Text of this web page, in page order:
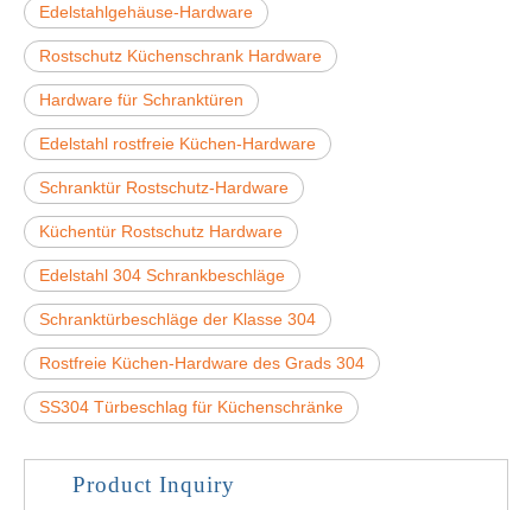
Edelstahlgehäuse-Hardware
Rostschutz Küchenschrank Hardware
Hardware für Schranktüren
Edelstahl rostfreie Küchen-Hardware
Schranktür Rostschutz-Hardware
Küchentür Rostschutz Hardware
Edelstahl 304 Schrankbeschläge
Schranktürbeschläge der Klasse 304
Rostfreie Küchen-Hardware des Grads 304
SS304 Türbeschlag für Küchenschränke
Product Inquiry